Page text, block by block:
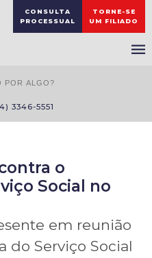
CONSULTA
PROCESSUAL
TORNE-SE
UM FILIADO
3346-5551
o
Social no
em reunião
do Serviço Social